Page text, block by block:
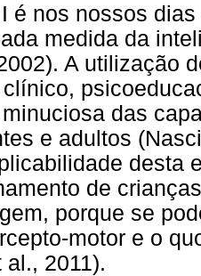
é nos nossos
medida da
A utilização
das
e adultos
desta
de
porque se
motor e o
al., 2011).